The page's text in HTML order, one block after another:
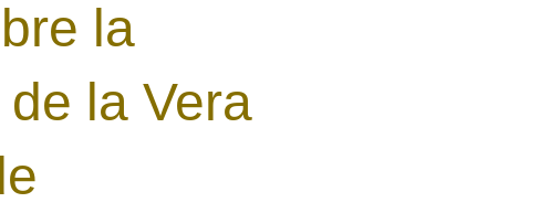
la
la Vera